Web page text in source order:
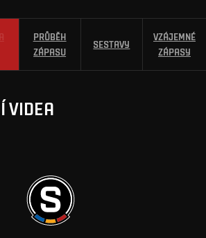
PRŮBĚH
ZÁPASU
SESTAVY
VZÁJEMNÉ
ZÁPASY
VIDEA